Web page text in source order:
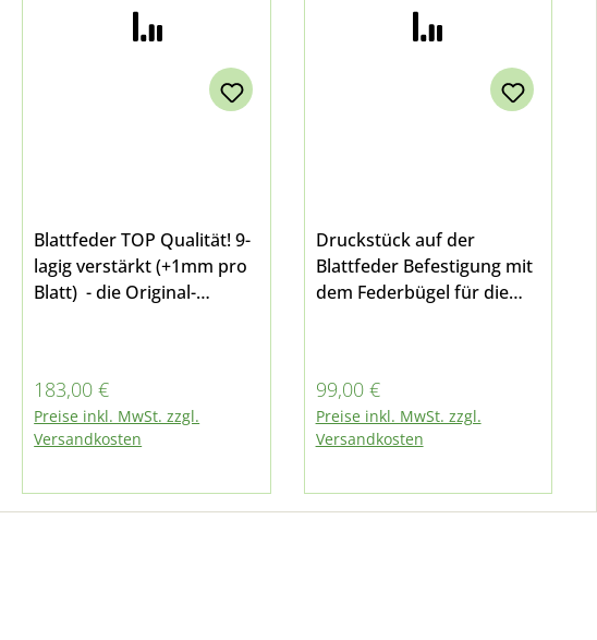
Blattfeder TOP Qualität! 9-
lagig verstärkt (+1mm pro
Blatt) - die Original-
man also nicht nur
dadurch die verstärkte
Wirkung der neun Blätter,
noch eine zusätzliche Lage
Regulärer Preis:
183,00 €
Preise inkl. MwSt. zzgl.
Versandkosten
Druckstück auf der
Blattfeder Befestigung mit
dem Federbügel für die
Fumo M30 und M31
Regulärer Preis:
99,00 €
Preise inkl. MwSt. zzgl.
Versandkosten